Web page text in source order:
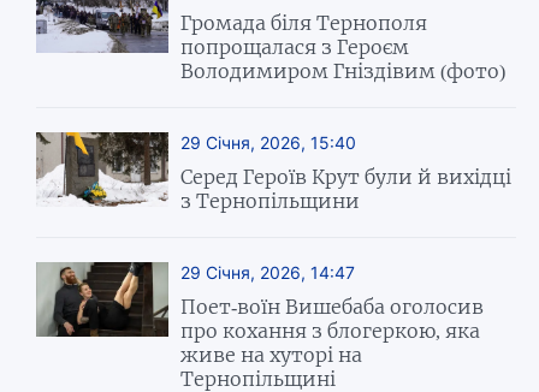
Громада біля Тернополя
попрощалася з Героєм
Володимиром Гніздівим (фото)
29 Січня, 2026, 15:40
Серед Героїв Крут були й вихідці
з Тернопільщини
29 Січня, 2026, 14:47
Поет-воїн Вишебаба оголосив
про кохання з блогеркою, яка
живе на хуторі на
Тернопільщині